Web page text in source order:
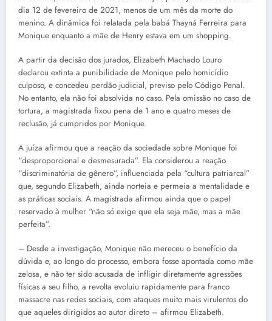
dia 12 de fevereiro de 2021, menos de um mês da morte do
menino. A dinâmica foi relatada pela babá Thayná Ferreira para
Monique enquanto a mãe de Henry estava em um shopping.
A partir da decisão dos jurados, Elizabeth Machado Louro
declarou extinta a punibilidade de Monique pelo homicídio
culposo, e concedeu perdão judicial, previso pelo Código Penal.
No entanto, ela não foi absolvida no caso. Pela omissão no caso de
tortura, a magistrada fixou pena de 1 ano e quatro meses de
reclusão, já cumpridos por Monique.
A juíza afirmou que a reação da sociedade sobre Monique foi
“desproporcional e desmesurada”. Ela considerou a reação
“discriminatória de gênero”, influenciada pela “cultura patriarcal”
que, segundo Elizabeth, ainda norteia e permeia a mentalidade e
as práticas sociais. A magistrada afirmou ainda que o papel
reservado à mulher “não só exige que ela seja mãe, mas a mãe
perfeita”.
– Desde a investigação, Monique não mereceu o benefício da
dúvida e, ao longo do processo, embora fosse apontada como mãe
zelosa, e não ter sido acusada de infligir diretamente agressões
físicas a seu filho, a revolta evoluiu rapidamente para franco
massacre nas redes sociais, com ataques muito mais virulentos do
que aqueles dirigidos ao autor direto – afirmou Elizabeth.